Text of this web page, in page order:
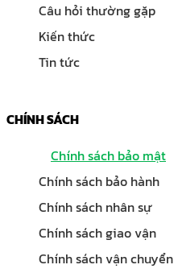
Câu hỏi thường gặp
Kiến thức
Tin tức
CHÍNH SÁCH
Chính sách bảo mật
Chính sách bảo hành
Chính sách nhân sự
Chính sách giao vận
Chính sách vận chuyển